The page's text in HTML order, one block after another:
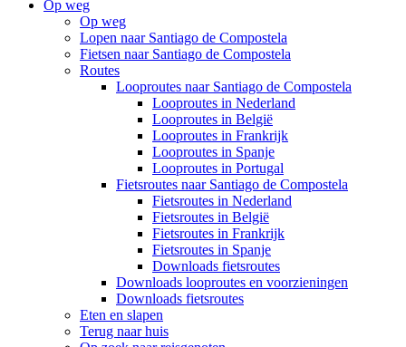
Op weg
Op weg
Lopen naar Santiago de Compostela
Fietsen naar Santiago de Compostela
Routes
Looproutes naar Santiago de Compostela
Looproutes in Nederland
Looproutes in België
Looproutes in Frankrijk
Looproutes in Spanje
Looproutes in Portugal
Fietsroutes naar Santiago de Compostela
Fietsroutes in Nederland
Fietsroutes in België
Fietsroutes in Frankrijk
Fietsroutes in Spanje
Downloads fietsroutes
Downloads looproutes en voorzieningen
Downloads fietsroutes
Eten en slapen
Terug naar huis